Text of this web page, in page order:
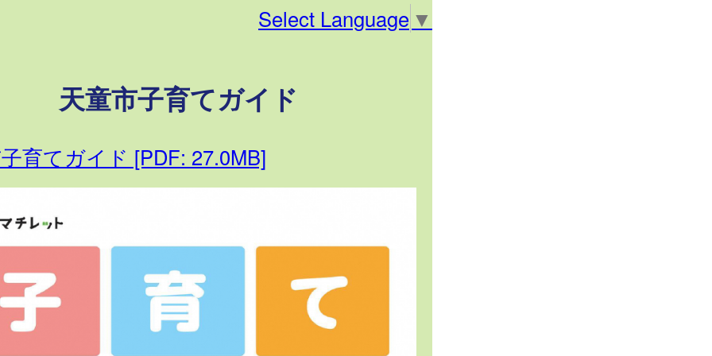
Select Language ▼
天童市子育てガイド
育てガイド [PDF: 27.0MB]